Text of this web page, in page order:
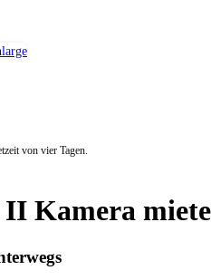
von vier Tagen.
Kamera